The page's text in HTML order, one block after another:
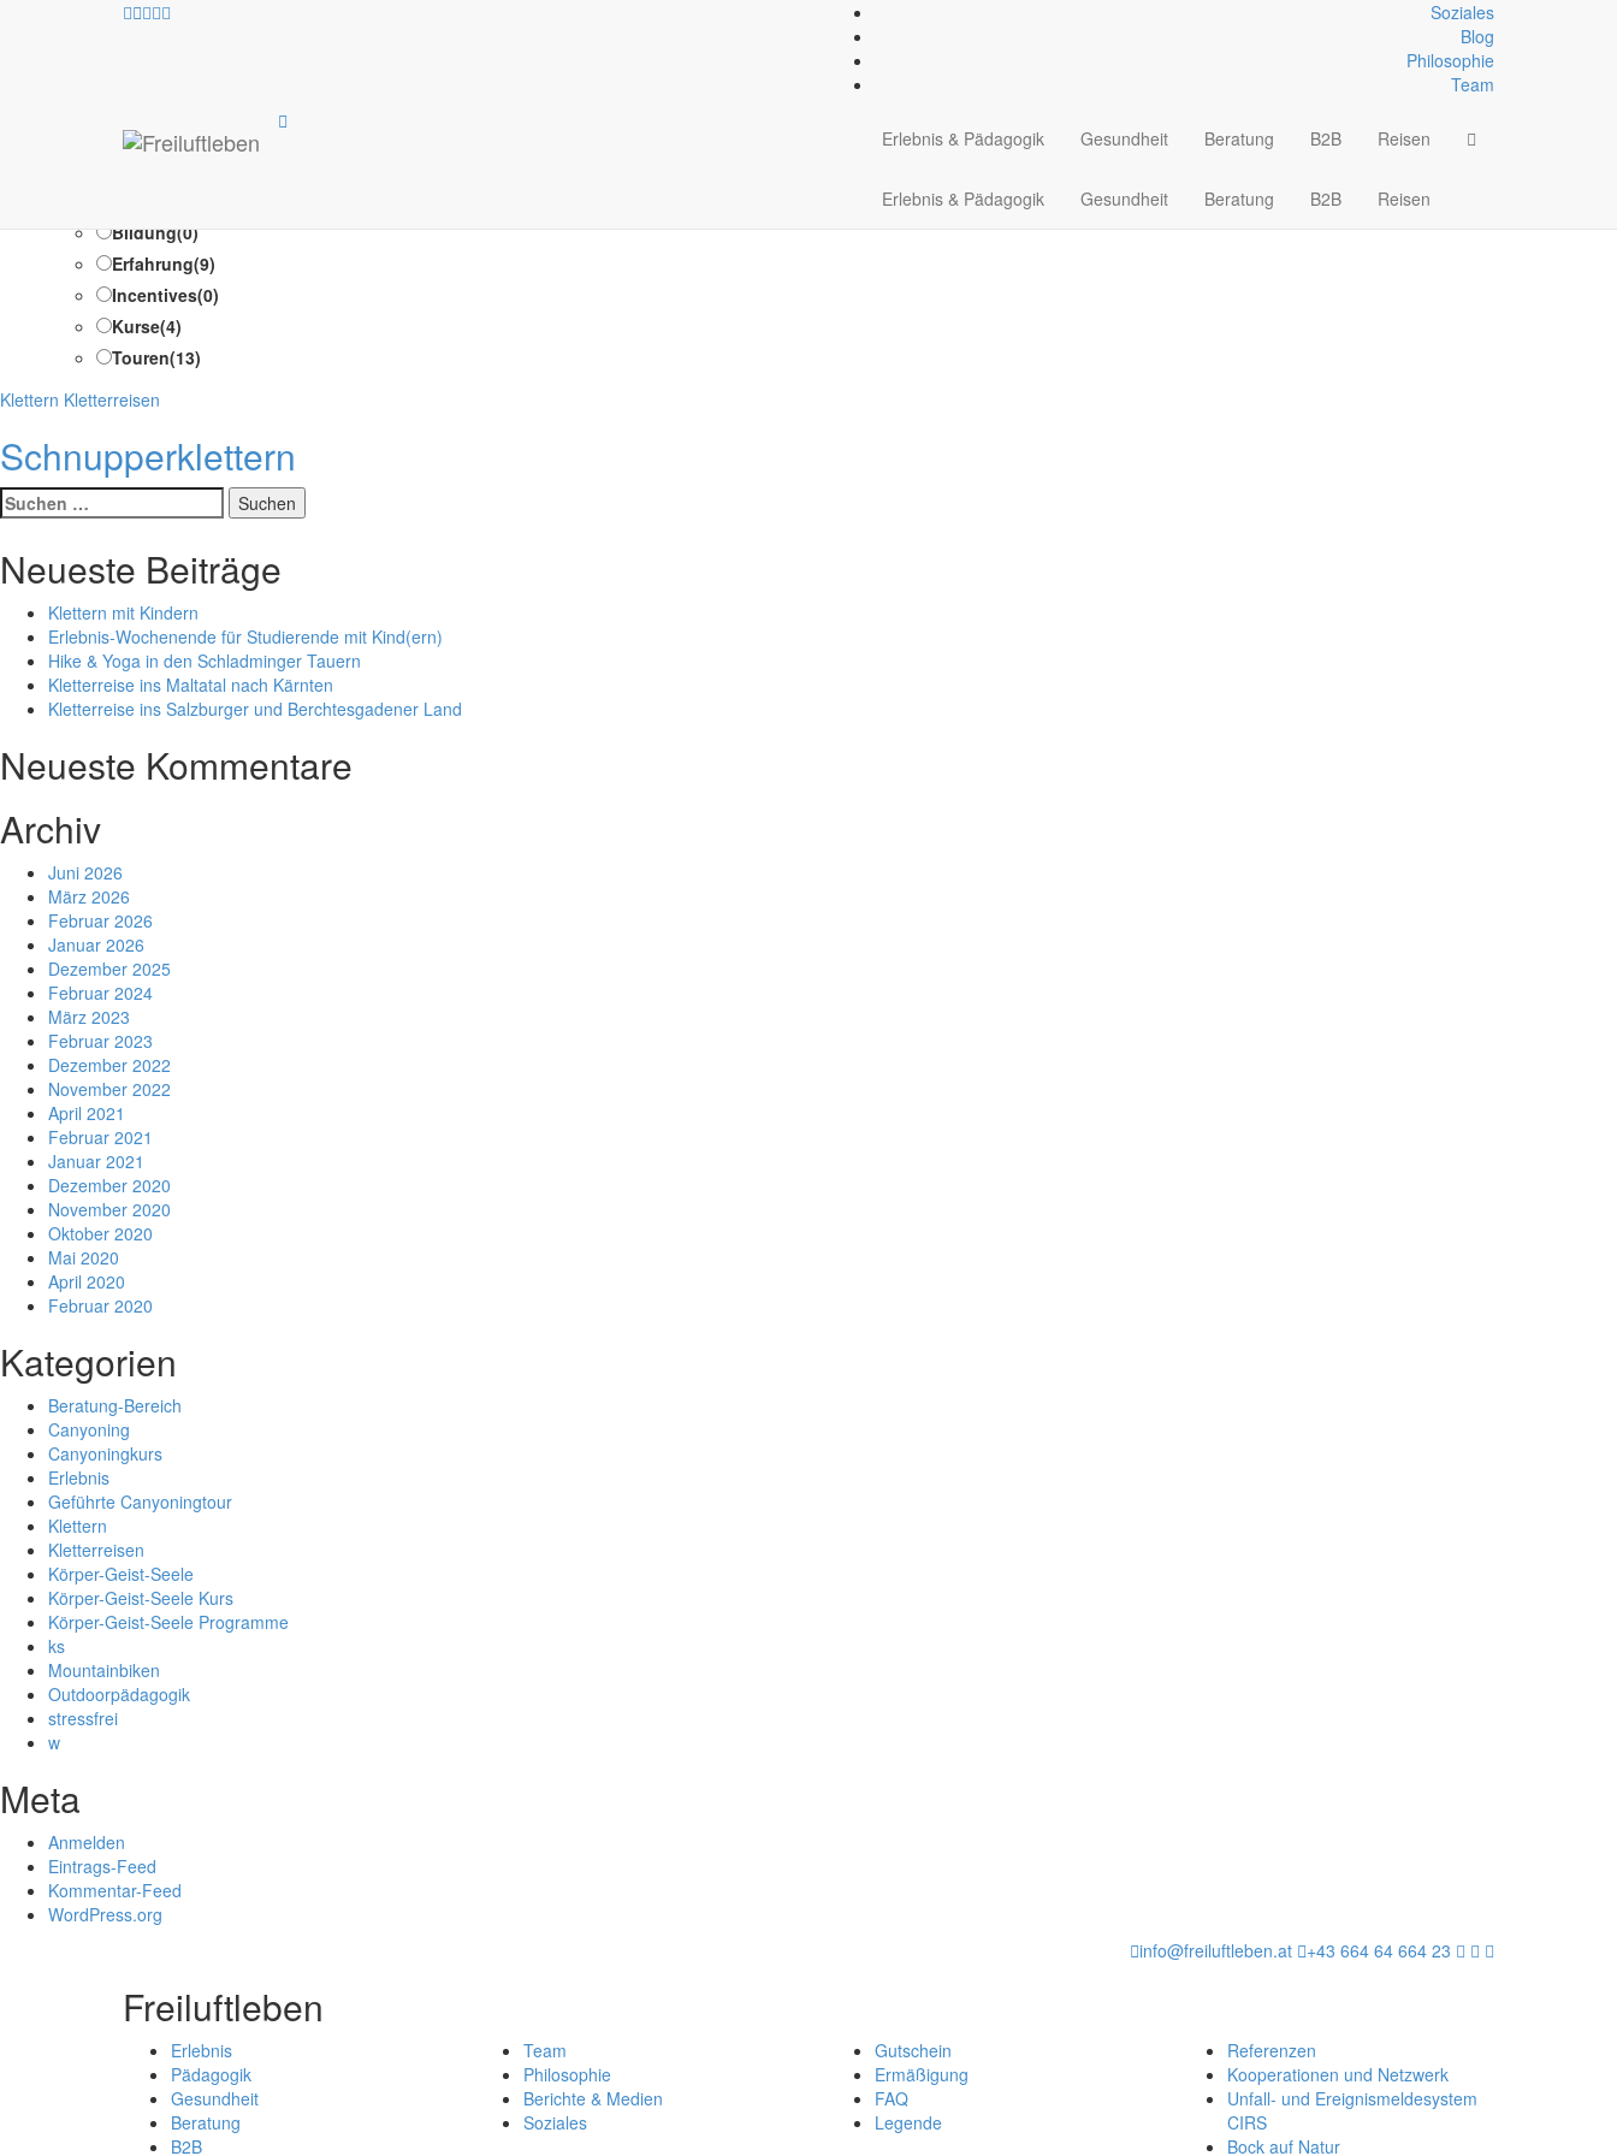
Soziales
Blog
Philosophie
Team
Erlebnis & Pädagogik Gesundheit Beratung B2B Reisen
Erlebnis & Pädagogik Gesundheit Beratung B2B Reisen
Klettergurt (Hüftgurt)
Test Suche /Test Suche
Bildung(0)
Erfahrung(9)
Incentives(0)
Kurse(4)
Touren(13)
Kategorien
Klettern Kletterreisen
Schnupperklettern
Suche
nach:
Neueste Beiträge
Klettern mit Kindern
Erlebnis-Wochenende für Studierende mit Kind(ern)
Hike & Yoga in den Schladminger Tauern
Kletterreise ins Maltatal nach Kärnten
Kletterreise ins Salzburger und Berchtesgadener Land
Neueste Kommentare
Archiv
Juni 2026
März 2026
Februar 2026
Januar 2026
Dezember 2025
Februar 2024
März 2023
Februar 2023
Dezember 2022
November 2022
April 2021
Februar 2021
Januar 2021
Dezember 2020
November 2020
Oktober 2020
Mai 2020
April 2020
Februar 2020
Kategorien
Beratung-Bereich
Canyoning
Canyoningkurs
Erlebnis
Geführte Canyoningtour
Klettern
Kletterreisen
Körper-Geist-Seele
Körper-Geist-Seele Kurs
Körper-Geist-Seele Programme
ks
Mountainbiken
Outdoorpädagogik
stressfrei
w
Meta
Anmelden
Eintrags-Feed
Kommentar-Feed
WordPress.org
info@freiluftleben.at
+43 664 64 664 23
Freiluftleben
Erlebnis
Pädagogik
Gesundheit
Beratung
B2B
Team
Philosophie
Berichte & Medien
Soziales
Gutschein
Ermäßigung
FAQ
Legende
Referenzen
Kooperationen und Netzwerk
Unfall- und Ereignismeldesystem
CIRS
Bock auf Natur